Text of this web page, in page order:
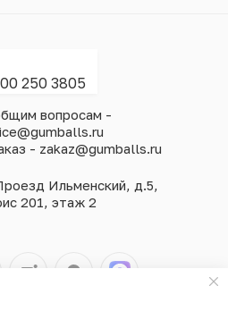
250 3805
вопросам -
- zakaz@gumballs.ru
Ильменский, д.5,
201, этаж 2